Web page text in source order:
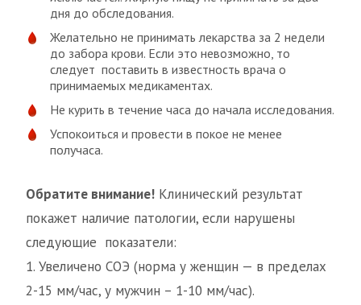
дня до обследования.
Желательно не принимать лекарства за 2 недели
до забора крови. Если это невозможно, то
следует поставить в известность врача о
принимаемых медикаментах.
Не курить в течение часа до начала исследования.
Успокоиться и провести в покое не менее
получаса.
Обратите внимание! Клинический результат
покажет наличие патологии, если нарушены
следующие показатели:
1. Увеличено СОЭ (норма у женщин — в пределах
2-15 мм/час, у мужчин – 1-10 мм/час).